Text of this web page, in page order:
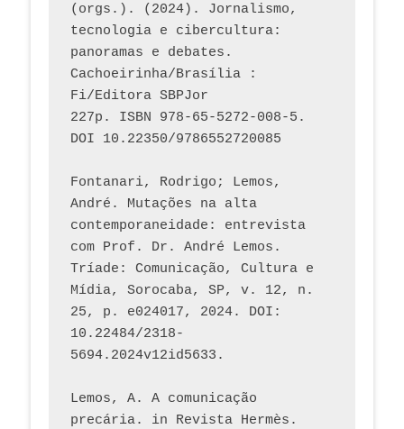
(orgs.). (2024). Jornalismo,
tecnologia e cibercultura:
panoramas e debates.
Cachoeirinha/Brasília :
Fi/Editora SBPJor
227p. ISBN 978-65-5272-008-5.
DOI 10.22350/9786552720085
Fontanari, Rodrigo; Lemos,
André. Mutações na alta
contemporaneidade: entrevista
com Prof. Dr. André Lemos.
Tríade: Comunicação, Cultura e
Mídia, Sorocaba, SP, v. 12, n.
25, p. e024017, 2024. DOI:
10.22484/2318-
5694.2024v12id5633.
Lemos, A. A comunicação
precária. in Revista Hermès.